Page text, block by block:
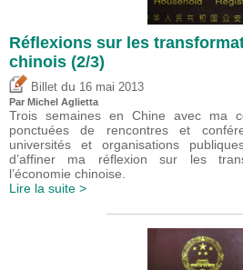
Réflexions sur les
chinois (2/3)
Billet du 16 mai 2013
Par Michel Aglietta
Trois semaines en Chine avec ma
ponctuées de rencontres et
universités et organisations
d’affiner ma réflexion sur les
l’économie chinoise.
Lire la suite >